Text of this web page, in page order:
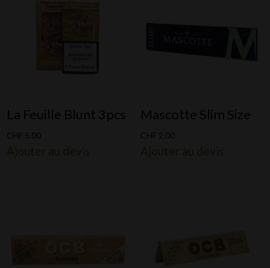
La Feuille Blunt 3pcs
CHF 5.00
Mascotte Slim Size
CHF 2.00